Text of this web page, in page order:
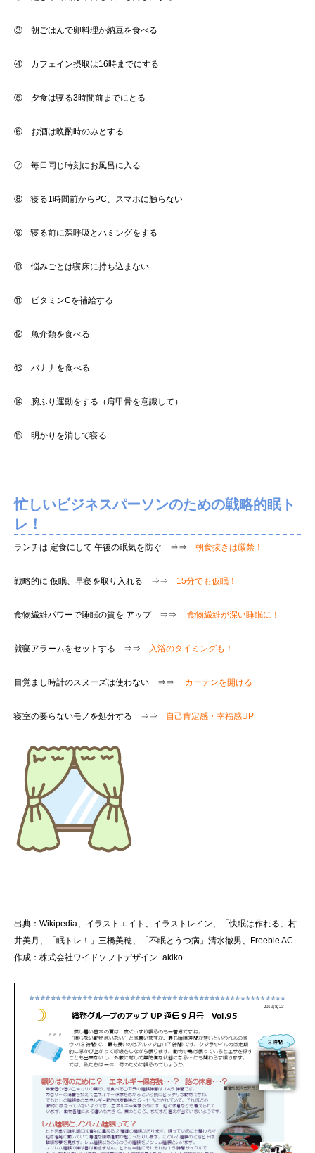
③ 朝ごはんで卵料理か納豆を食べる
④ カフェイン摂取は16時までにする
⑤ 夕食は寝る3時間前までにとる
⑥ お酒は晩酌時のみとする
⑦ 毎日同じ時刻にお風呂に入る
⑧ 寝る1時間前からPC、スマホに触らない
⑨ 寝る前に深呼吸とハミングをする
⑩ 悩みごとは寝床に持ち込まない
⑪ ビタミンCを補給する
⑫ 魚介類を食べる
⑬ バナナを食べる
⑭ 腕ふり運動をする（肩甲骨を意識して）
⑮ 明かりを消して寝る
忙しいビジネスパーソンのための戦略的眠ト
レ！
ランチは 定食にして 午後の眠気を防ぐ ⇒⇒ 朝食抜きは厳禁！
戦略的に 仮眠、早寝を取り入れる ⇒⇒ 15分でも仮眠！
食物繊維パワーで睡眠の質を アップ ⇒⇒ 食物繊維が深い睡眠に！
就寝アラームをセットする ⇒⇒ 入浴のタイミングも！
目覚まし時計のスヌーズは使わない ⇒⇒ カーテンを開ける
寝室の要らないモノを処分する ⇒⇒ 自己肯定感・幸福感UP
出典：Wikipedia、イラストエイト、イラストレイン、「快眠は作れる」村
井美月、「眠トレ！」三橋美穂、「不眠とうつ病」清水徹男、Freebie AC
作成：株式会社ワイドソフトデザイン_akiko